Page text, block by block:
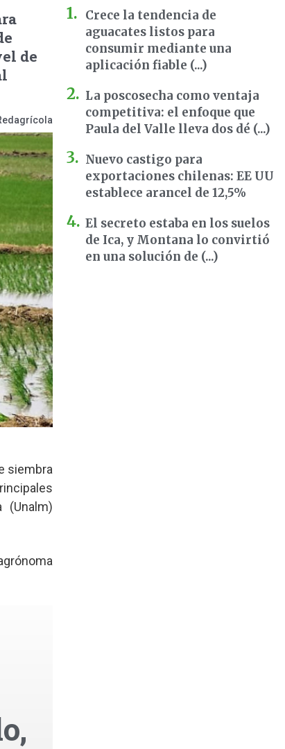
de
siembra
(Unalm)
Crece la tendencia de
aguacates listos para
consumir mediante una
aplicación fiable (...)
La poscosecha como ventaja
competitiva: el enfoque que
Paula del Valle lleva dos dé (...)
Nuevo castigo para
exportaciones chilenas: EE UU
establece arancel de 12,5%
El secreto estaba en los suelos
de Ica, y Montana lo convirtió
en una solución de (...)